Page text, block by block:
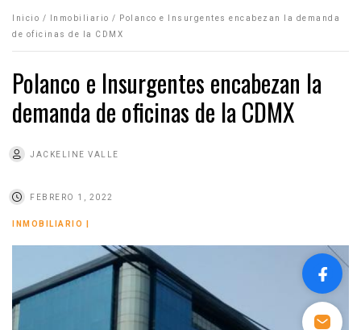
Inicio / Inmobiliario /
Polanco e Insurgentes encabezan la demanda
de oficinas de la CDMX
Polanco e Insurgentes encabezan la
demanda de oficinas de la CDMX
JACKELINE VALLE
FEBRERO 1, 2022
INMOBILIARIO